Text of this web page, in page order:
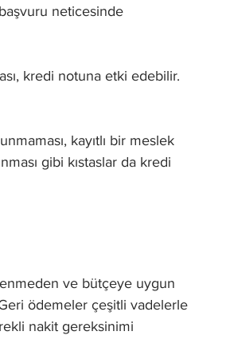
neticesinde
kredi notuna etki edebilir.
kayıtlı bir meslek
gibi kıstaslar da kredi
ve bütçeye uygun
Geri ödemeler çeşitli vadelerle
nakit gereksinimi